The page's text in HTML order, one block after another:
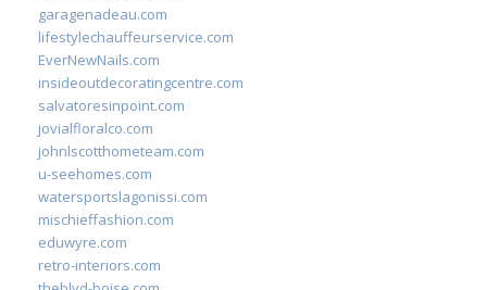
garagenadeau.com
lifestylechauffeurservice.com
EverNewNails.com
insideoutdecoratingcentre.com
salvatoresinpoint.com
jovialfloralco.com
johnlscotthometeam.com
u-seehomes.com
watersportslagonissi.com
mischieffashion.com
eduwyre.com
retro-interiors.com